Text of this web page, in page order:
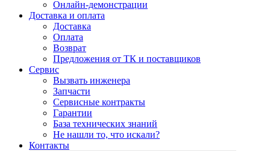
Онлайн-демонстрации
Доставка и оплата
Доставка
Оплата
Возврат
Предложения от ТК и поставщиков
Сервис
Вызвать инженера
Запчасти
Сервисные контракты
Гарантии
База технических знаний
Не нашли то, что искали?
Контакты